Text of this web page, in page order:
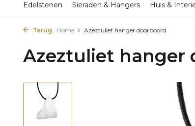
Edelstenen Sieraden & Hangers Huis &
Terug Home Azeztuliet hanger doorboord
Azeztuliet hanger